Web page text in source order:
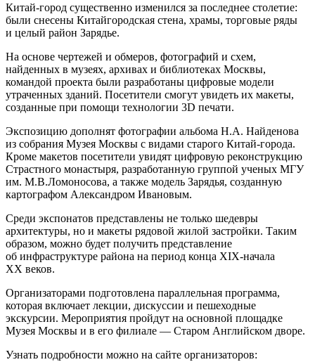
Китай-город существенно изменился за последнее столетие:
были снесены Китайгородская стена, храмы, торговые ряды
и целый район Зарядье.
На основе чертежей и обмеров, фотографий и схем,
найденных в музеях, архивах и библиотеках Москвы,
командой проекта были разработаны цифровые модели
утраченных зданий. Посетители смогут увидеть их макеты,
созданные при помощи технологии 3D печати.
Экспозицию дополнят фотографии альбома Н.А. Найденова
из собрания Музея Москвы с видами старого Китай-города.
Кроме макетов посетители увидят цифровую реконструкцию
Страстного монастыря, разработанную группой ученых МГУ
им. М.В.Ломоносова, а также модель Зарядья, созданную
картографом Александром Ивановым.
Среди экспонатов представлены не только шедевры
архитектуры, но и макеты рядовой жилой застройки. Таким
образом, можно будет получить представление
об инфраструктуре района на период конца XIX-начала
XX веков.
Организаторами подготовлена параллельная программа,
которая включает лекции, дискуссии и пешеходные
экскурсии. Мероприятия пройдут на основной площадке
Музея Москвы и в его филиале — Старом Английском дворе.
Узнать подробности можно на сайте организаторов: